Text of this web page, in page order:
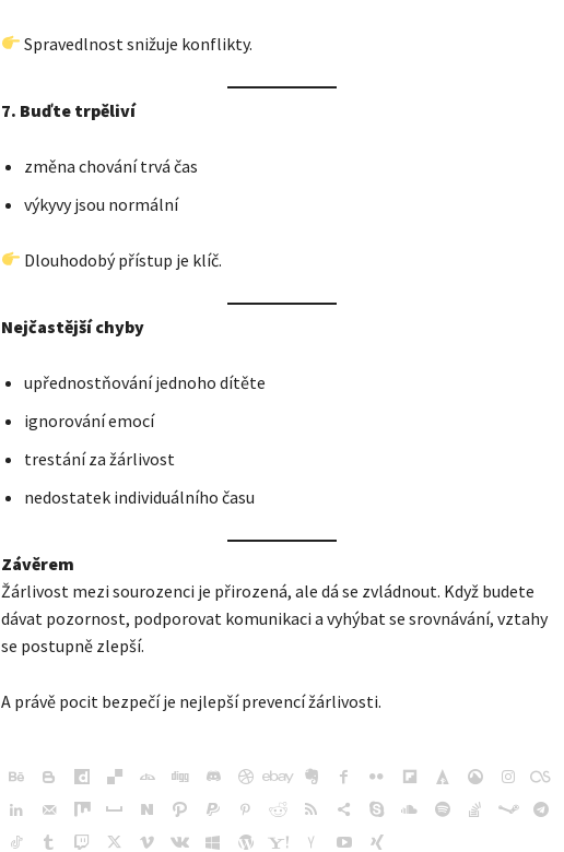
Spravedlnost snižuje konflikty.
7. Buďte trpěliví
změna chování trvá čas
výkyvy jsou normální
Dlouhodobý přístup je klíč.
Nejčastější chyby
upřednostňování jednoho dítěte
ignorování emocí
trestání za žárlivost
nedostatek individuálního času
Závěrem
Žárlivost mezi sourozenci je přirozená, ale dá se zvládnout. Když budete
dávat pozornost, podporovat komunikaci a vyhýbat se srovnávání, vztahy
se postupně zlepší.
A právě pocit bezpečí je nejlepší prevencí žárlivosti.